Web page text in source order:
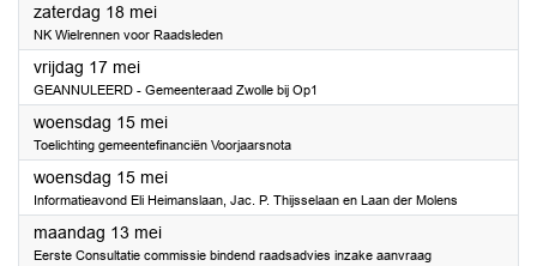
zaterdag 18 mei2024
NK Wielrennen voor Raadsleden
vrijdag 17 mei2024
GEANNULEERD - Gemeenteraad Zwolle bij Op1
woensdag 15 mei2024
Toelichting gemeentefinanciën Voorjaarsnota
woensdag 15 mei2024
Informatieavond Eli Heimanslaan, Jac. P. Thijsselaan en Laan der Molens
maandag 13 mei2024
Eerste Consultatie commissie bindend raadsadvies inzake aanvraag